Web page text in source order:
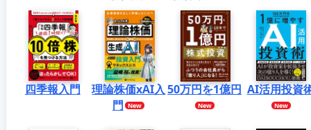
四季報入門
理論株価xAI入
門
50万円を1億円 AI活用投資